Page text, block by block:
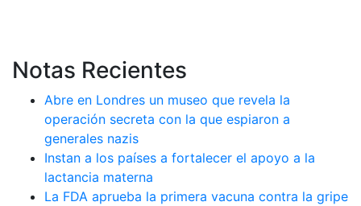
Notas Recientes
Abre en Londres un museo que revela la
operación secreta con la que espiaron a
generales nazis
Instan a los países a fortalecer el apoyo a la
lactancia materna
La FDA aprueba la primera vacuna contra la gripe